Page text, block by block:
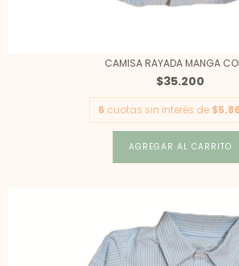
CAMISA RAYADA MANGA
$35.200
6 cuotas sin interés de
AGREGAR AL CARRITO